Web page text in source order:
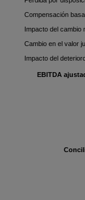
Compensación
Impacto del cambio
Cambio en el valor
Impacto del
EBITDA